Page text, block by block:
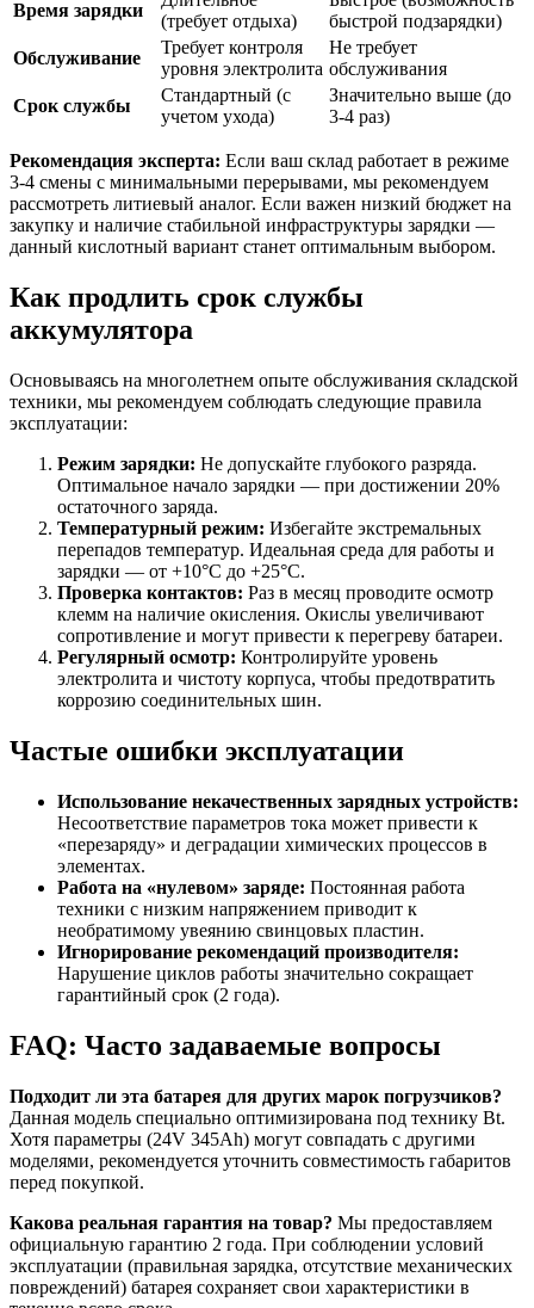
Время зарядки
(требует отдыха)
быстрой подзарядки)
Обслуживание
Требует контроля
уровня электролита
Не требует
обслуживания
Срок службы
Стандартный (с
учетом ухода)
Значительно выше (до
3-4 раз)
Рекомендация эксперта: Если ваш склад работает в режиме
3-4 смены с минимальными перерывами, мы рекомендуем
рассмотреть литиевый аналог. Если важен низкий бюджет на
закупку и наличие стабильной инфраструктуры зарядки —
данный кислотный вариант станет оптимальным выбором.
Как продлить срок службы
аккумулятора
Основываясь на многолетнем опыте обслуживания складской
техники, мы рекомендуем соблюдать следующие правила
эксплуатации:
Режим зарядки: Не допускайте глубокого разряда.
Оптимальное начало зарядки — при достижении 20%
остаточного заряда.
Температурный режим: Избегайте экстремальных
перепадов температур. Идеальная среда для работы и
зарядки — от +10°C до +25°C.
Проверка контактов: Раз в месяц проводите осмотр
клемм на наличие окисления. Окислы увеличивают
сопротивление и могут привести к перегреву батареи.
Регулярный осмотр: Контролируйте уровень
электролита и чистоту корпуса, чтобы предотвратить
коррозию соединительных шин.
Частые ошибки эксплуатации
Использование некачественных зарядных устройств:
Несоответствие параметров тока может привести к
«перезаряду» и деградации химических процессов в
элементах.
Работа на «нулевом» заряде: Постоянная работа
техники с низким напряжением приводит к
необратимому увеянию свинцовых пластин.
Игнорирование рекомендаций производителя:
Нарушение циклов работы значительно сокращает
гарантийный срок (2 года).
FAQ: Часто задаваемые вопросы
Подходит ли эта батарея для других марок погрузчиков?
Данная модель специально оптимизирована под технику Bt.
Хотя параметры (24V 345Ah) могут совпадать с другими
моделями, рекомендуется уточнить совместимость габаритов
перед покупкой.
Какова реальная гарантия на товар? Мы предоставляем
официальную гарантию 2 года. При соблюдении условий
эксплуатации (правильная зарядка, отсутствие механических
повреждений) батарея сохраняет свои характеристики в